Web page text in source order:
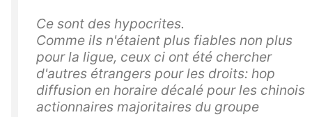
Ce sont des hypocrites.
Comme ils n'étaient plus fiables non plus
pour la ligue, ceux ci ont été chercher
d'autres étrangers pour les droits: hop
diffusion en horaire décalé pour les chinois
actionnaires majoritaires du groupe